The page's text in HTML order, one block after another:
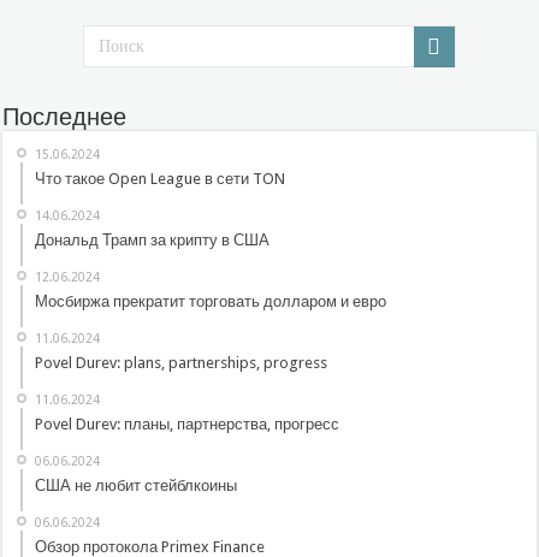
Последнее
15.06.2024
Что такое Open League в сети TON
14.06.2024
Дональд Трамп за крипту в США
12.06.2024
Мосбиржа прекратит торговать долларом и евро
11.06.2024
Povel Durev: plans, partnerships, progress
11.06.2024
Povel Durev: планы, партнерства, прогресс
06.06.2024
США не любит стейблкоины
06.06.2024
Обзор протокола Primex Finance